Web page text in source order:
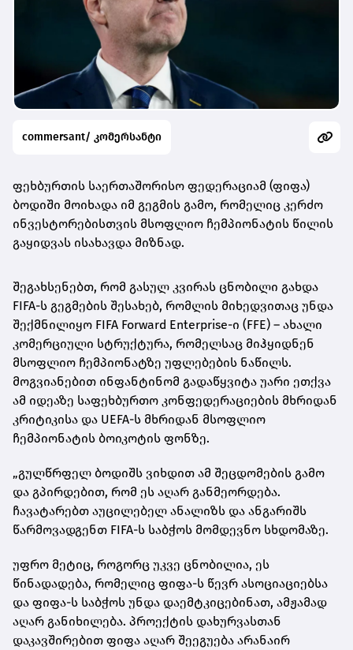
commersant/ კომერსანტი
ფეხბურთის საერთაშორისო ფედერაციამ (ფიფა)
ბოდიში მოიხადა იმ გეგმის გამო, რომელიც კერძო
ინვესტორებისთვის მსოფლიო ჩემპიონატის წილის
გაყიდვას ისახავდა მიზნად.
შეგახსენებთ, რომ გასულ კვირას ცნობილი გახდა
FIFA-ს გეგმების შესახებ, რომლის მიხედვითაც უნდა
შექმნილიყო FIFA Forward Enterprise-ი (FFE) – ახალი
კომერციული სტრუქტურა, რომელსაც მიჰყიდნენ
მსოფლიო ჩემპიონატზე უფლებების ნაწილს.
მოგვიანებით ინფანტინომ გადაწყვიტა უარი ეთქვა
ამ იდეაზე საფეხბურთო კონფედერაციების მხრიდან
კრიტიკისა და UEFA-ს მხრიდან მსოფლიო
ჩემპიონატის ბოიკოტის ფონზე.
„გულწრფელ ბოდიშს ვიხდით ამ შეცდომების გამო
და გპირდებით, რომ ეს აღარ განმეორდება.
ჩავატარებთ აუცილებელ ანალიზს და ანგარიშს
წარმოვადგენთ FIFA-ს საბჭოს მომდევნო სხდომაზე.
უფრო მეტიც, როგორც უკვე ცნობილია, ეს
წინადადება, რომელიც ფიფა-ს წევრ ასოციაციებსა
და ფიფა-ს საბჭოს უნდა დაემტკიცებინათ, ამჟამად
აღარ განიხილება. პროექტის დახურვასთან
დაკავშირებით ფიფა აღარ შეეგუება არანაირ